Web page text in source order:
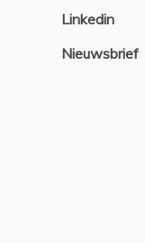
Linkedin
Nieuwsbrief